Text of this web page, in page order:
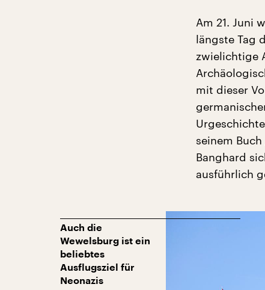
Am 21. Juni
längste Tag
zwielichtige
mit dieser
seinem
Banghard
ausführlich
Auch die
Wewelsburg ist ein
beliebtes
Ausflugsziel für
Neonazis